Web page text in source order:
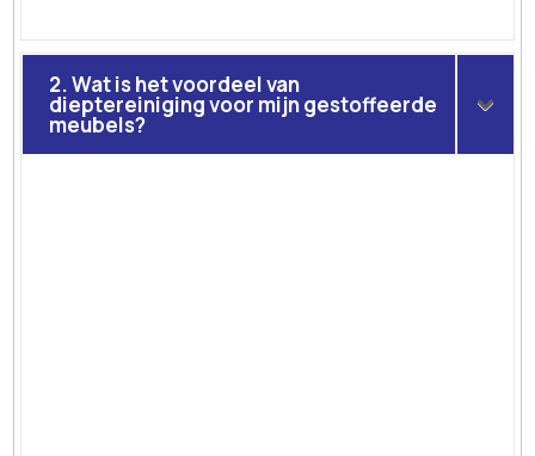
2. Wat is het voordeel van
dieptereiniging voor mijn gestoffeerde
meubels?